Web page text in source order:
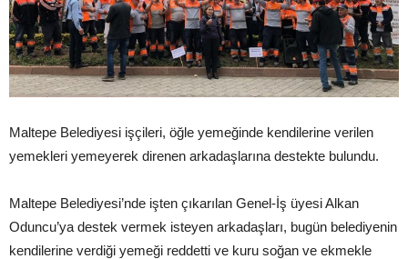
Maltepe Belediyesi işçileri, öğle yemeğinde kendilerine verilen
yemekleri yemeyerek direnen arkadaşlarına destekte bulundu.
Maltepe Belediyesi’nde işten çıkarılan Genel-İş üyesi Alkan
Oduncu’ya destek vermek isteyen arkadaşları, bugün belediyenin
kendilerine verdiği yemeği reddetti ve kuru soğan ve ekmekle